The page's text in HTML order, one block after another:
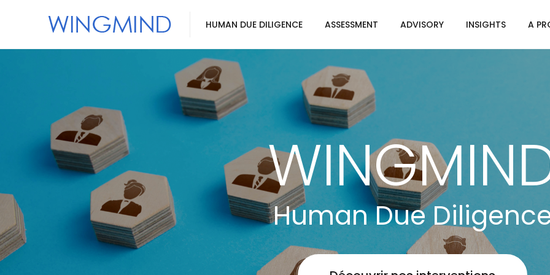
HUMAN DUE DILIGENCE ASSESSMENT ADVISORY INSIGHTS A
Human Due